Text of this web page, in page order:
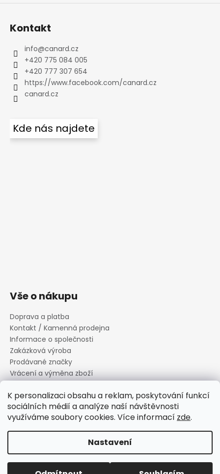
K personalizaci obsahu a reklam, poskytování funkcí
sociálních médií a analýze naší návštěvnosti
využíváme soubory cookies. Více informací zde.
Nastavení
Kontakt
info@canard.cz
+420 775 084 005
+420 777 307 654
https://www.facebook.com/canard.cz
canard.cz
Kde nás najdete
Vše o nákupu
Doprava a platba
Kontakt / Kamenná prodejna
Informace o společnosti
Zakázková výroba
Prodávané značky
Vrácení a výměna zboží
Informace o souborech cookies
Reklamační řád
Obchodní podmínky
Copyright 2026Canard s.r.o.. Všechna práva vyhrazena.